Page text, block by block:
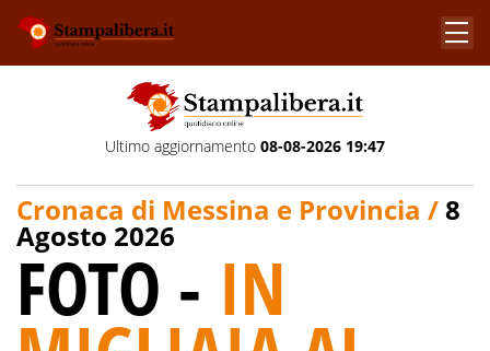
Ultimo aggiornamento 08-08-2026 19:47
Cronaca di Messina e Provincia /8
Agosto 2026
FOTO - IN